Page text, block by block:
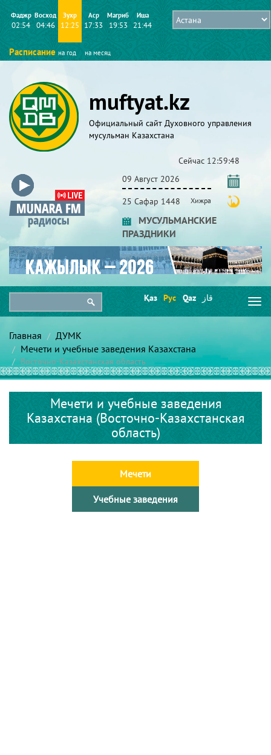
Фаджр
02:54
Восход
04:46
Зухр
12:25
Аср
17:33
Магриб
19:53
Иша
21:44
Расписание на год на месяц
muftyat.kz
Официальный сайт Духовного управления
мусульман Казахстана
Сейчас 12:59:48
09 Август 2026
25 Сафар 1448 Хижра
МУСУЛЬМАНСКИЕ
ПРАЗДНИКИ
Қаз Рус Qaz قاز
Главная
ДУМК
Мечети и учебные заведения Казахстана
Восточно-Казахстанская область
Мечети и учебные заведения
Казахстана (Восточно-Казахстанская
область)
Мечети
Учебные заведения